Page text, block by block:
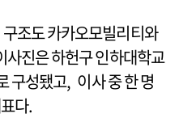
조도 카카오모빌리티와
사진은 하헌구 인하대학교
구성됐고, 이사 중 한 명
다.